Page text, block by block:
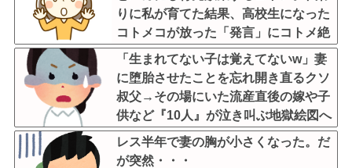
りに私が育てた結果、高校生になった
コトメコが放った「発言」にコトメ絶
叫←他人に預けっぱなしで親面するな
「生まれてない子は覚えてないw」妻
に堕胎させたことを忘れ開き直るクソ
叔父→その場にいた流産直後の嫁や子
供など『10人』が泣き叫ぶ地獄絵図へ
レス半年で妻の胸が小さくなった。だ
が突然・・・